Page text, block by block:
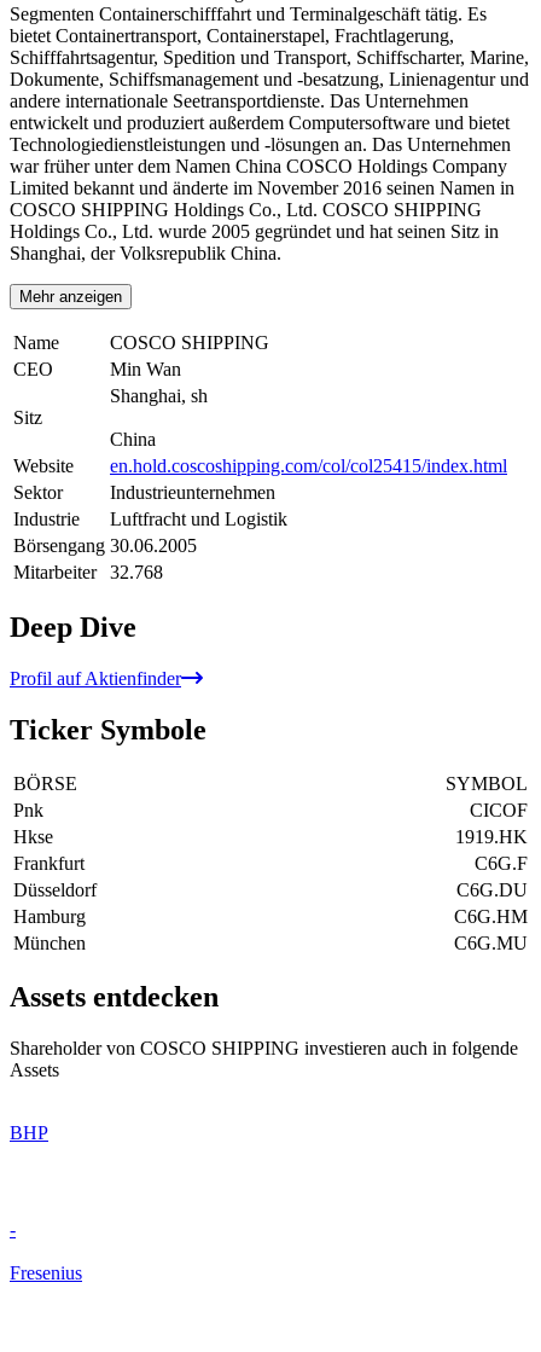
Segmenten Containerschifffahrt und Terminalgeschäft tätig. Es
bietet Containertransport, Containerstapel, Frachtlagerung,
Schifffahrtsagentur, Spedition und Transport, Schiffscharter, Marine,
Dokumente, Schiffsmanagement und -besatzung, Linienagentur und
andere internationale Seetransportdienste. Das Unternehmen
entwickelt und produziert außerdem Computersoftware und bietet
Technologiedienstleistungen und -lösungen an. Das Unternehmen
war früher unter dem Namen China COSCO Holdings Company
Limited bekannt und änderte im November 2016 seinen Namen in
COSCO SHIPPING Holdings Co., Ltd. COSCO SHIPPING
Holdings Co., Ltd. wurde 2005 gegründet und hat seinen Sitz in
Shanghai, der Volksrepublik China.
Mehr anzeigen
Name
COSCO SHIPPING
CEO
Min Wan
Sitz
Shanghai, sh
China
Website
en.hold.coscoshipping.com/col/col25415/index.html
Sektor
Industrieunternehmen
Industrie
Luftfracht und Logistik
Börsengang 30.06.2005
Mitarbeiter
32.768
Deep Dive
Profil auf Aktienfinder
Ticker Symbole
BÖRSE
SYMBOL
Pnk
CICOF
Hkse
1919.HK
Frankfurt
C6G.F
Düsseldorf
C6G.DU
Hamburg
C6G.HM
München
C6G.MU
Assets entdecken
Shareholder von COSCO SHIPPING investieren auch in folgende
Assets
BHP
-
Fresenius